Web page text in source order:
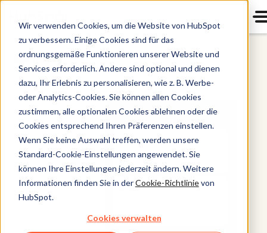
Wir verwenden Cookies, um die Website von HubSpot
zu verbessern. Einige Cookies sind für das
ordnungsgemäße Funktionieren unserer Website und
Services erforderlich. Andere sind optional und dienen
dazu, Ihr Erlebnis zu personalisieren, wie z. B. Werbe-
oder Analytics-Cookies. Sie können allen Cookies
zustimmen, alle optionalen Cookies ablehnen oder die
Cookies entsprechend Ihren Präferenzen einstellen.
Wenn Sie keine Auswahl treffen, werden unsere
Standard-Cookie-Einstellungen angewendet. Sie
können Ihre Einstellungen jederzeit ändern. Weitere
Informationen finden Sie in derCookie-Richtlinievon
HubSpot.
Cookies verwalten
Sales Hub